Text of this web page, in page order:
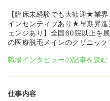
するべき手技については教
寧に説明があり、伴走しな
先輩との振り返りの時間も
ち帰っての勉強も少なくなっ
《残業ほぼナシ×最大5連休
◆完全予約制のため残業は
や有給休暇も取得しやすく、
【臨床未経験でも大歓迎★業
インセンティブあり★早期昇
ェンジあり】全国60院以上を
の医療脱毛メインのクリニック
職場インタビューの記事を読む
仕事内容